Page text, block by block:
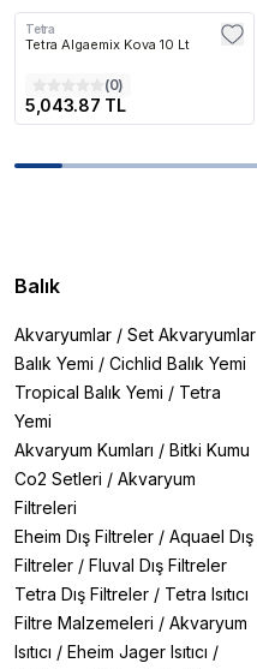
Tetra
Tetra Algaemix Kova 10 Lt
(0)
5,043.87 TL
Balık
Akvaryumlar / Set Akvaryumlar
Balık Yemi / Cichlid Balık Yemi
Tropical Balık Yemi / Tetra
Yemi
Akvaryum Kumları / Bitki Kumu
Co2 Setleri / Akvaryum
Filtreleri
Eheim Dış Filtreler / Aquael Dış
Filtreler / Fluval Dış Filtreler
Tetra Dış Filtreler / Tetra Isıtıcı
Filtre Malzemeleri / Akvaryum
Isıtıcı / Eheim Jager Isıtıcı /